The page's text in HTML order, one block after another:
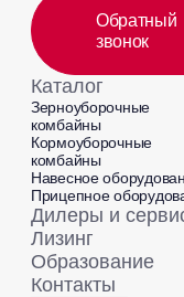
Обратный
звонок
Каталог
Зерноуборочные
комбайны
Кормоуборочные
комбайны
Навесное
Прицепное
Дилеры и
Лизинг
Образование
Контакты